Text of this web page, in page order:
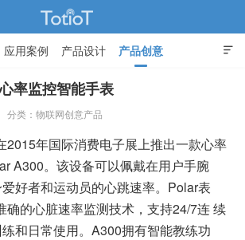

应用案例 产品设计 产品创意
率监控智能手表
分类： 物联网创意产品
2015年国际消费电子展上推出一款心率
A300。该设备可以佩戴在用户手腕
好者和运动员的心跳速率。Polar表
确的心脏速率监测技术，支持24/7连 续
和日常使用。A300拥有智能教练功